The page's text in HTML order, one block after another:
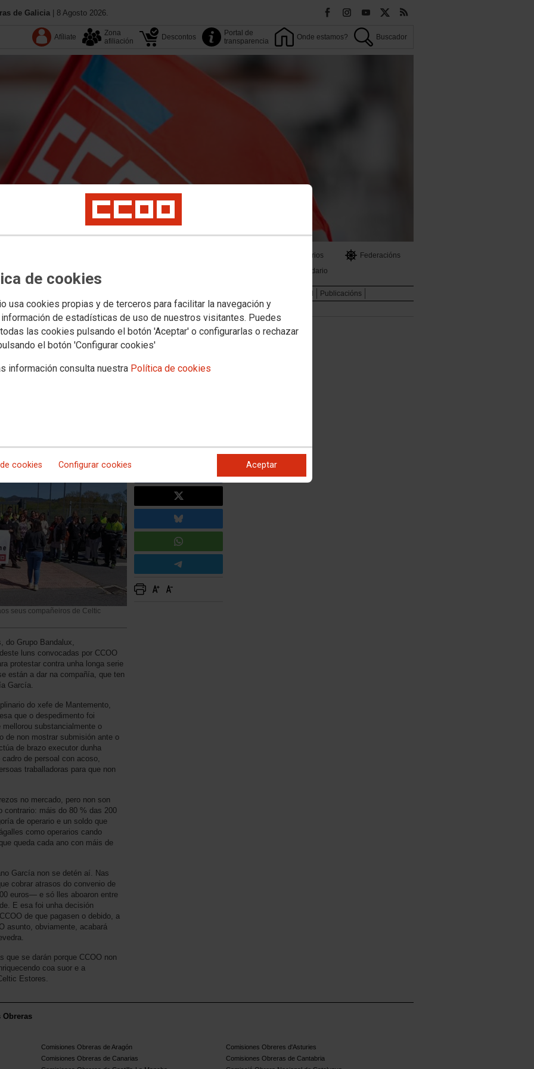
de cookies
usa cookies propias y de terceros para facilitar la navegación y
de estadísticas de uso de nuestros visitantes. Puedes
las cookies pulsando el botón 'Aceptar' o configurarlas o rechazar
el botón 'Configurar cookies'
información consulta nuestra Política de cookies
cookies Configurar cookies Aceptar
de Galicia | 8 Agosto 2026.
Afíliate
Zona
afiliación
Descontos
Portal de
transparencia
Onde estamos? Buscador
Territorios
Federacións
Calendario
Publicacións
os abusos, os
salarial «miserable»
García, de enriquecerse coa explotación das
aboou nin a cuarta parte dos atrasos que debía
seus compañeiros de Celtic
do Grupo Bandalux,
luns convocadas por CCOO
protestar contra unha longa serie
están a dar na compañía, que ten
García.
do xefe de Mantemento,
que o despedimento foi
substancialmente o
de non mostrar submisión ante o
de brazo executor dunha
de persoal con acoso,
traballadoras para que non
no mercado, pero non son
contrario: máis do 80 % das 200
de operario e un soldo que
como operarios cando
queda cada ano con máis de
García non se detén aí. Nas
cobrar atrasos do convenio de
euros— e só lles aboaron entre
E esa foi unha decisión
de que pagasen o debido, a
asunto, obviamente, acabará
que se darán porque CCOO non
coa suor e a
Estores.
Obreras
Comisiones Obreras de Aragón
Comisiones Obreres d'Asturies
Comisiones Obreras de Canarias
Comisiones Obreras de Cantabria